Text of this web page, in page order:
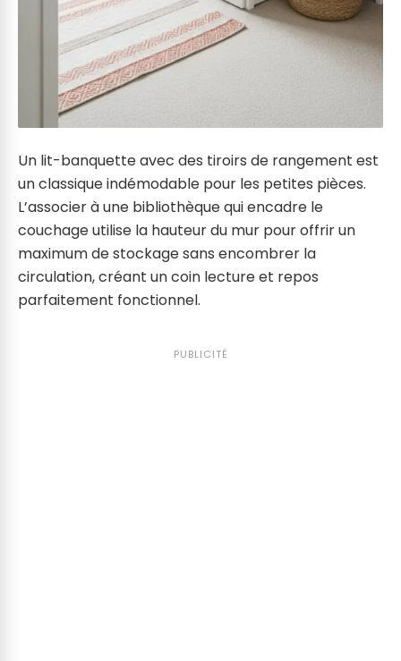
Un lit-banquette avec des tiroirs de rangement est
un classique indémodable pour les petites pièces.
L’associer à une bibliothèque qui encadre le
couchage utilise la hauteur du mur pour offrir un
maximum de stockage sans encombrer la
circulation, créant un coin lecture et repos
parfaitement fonctionnel.
PUBLICITÉ